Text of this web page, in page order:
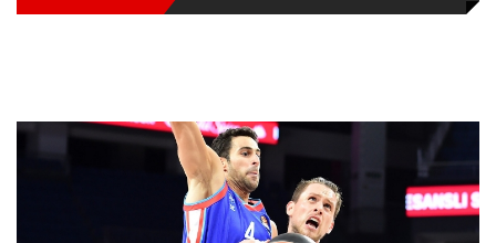
Basketball League 1:
Γυναικών